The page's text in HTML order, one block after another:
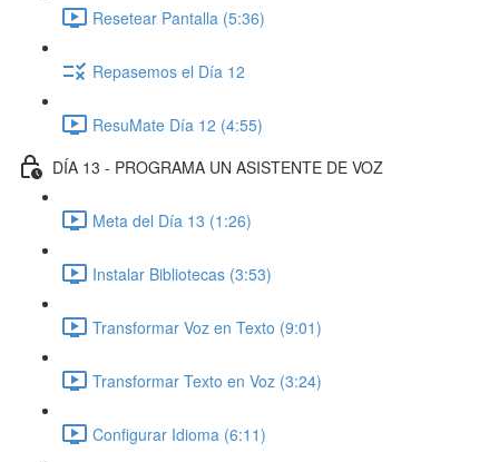
Resetear Pantalla (5:36)
Repasemos el Día 12
ResuMate Día 12 (4:55)
DÍA 13 - PROGRAMA UN ASISTENTE DE VOZ
Meta del Día 13 (1:26)
Instalar Bibliotecas (3:53)
Transformar Voz en Texto (9:01)
Transformar Texto en Voz (3:24)
Configurar Idioma (6:11)